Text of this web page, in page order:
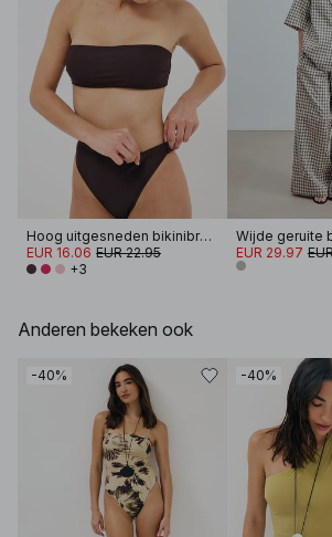
Hoog uitgesneden bikinibroekje
EUR 16.06 EUR 22.95
+3
EUR 29.97
Anderen bekeken ook
-40% -40%